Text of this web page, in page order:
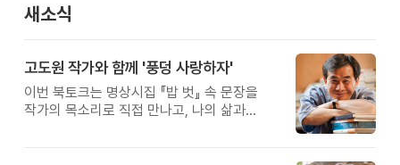
새소식
고도원 작가와 함께 '풍덩 사랑하자'
이번 북토크는 명상시집 『밥 벗』 속 문장을
작가의 목소리로 직접 만나고, 나의 삶과